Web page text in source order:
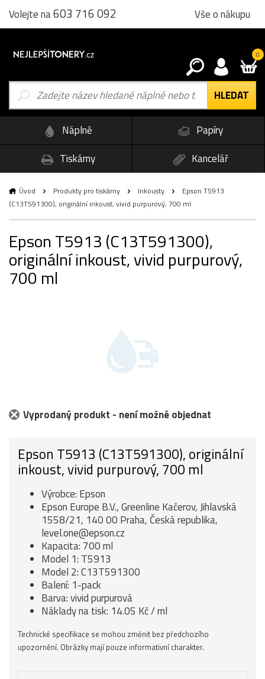
Volejte na603 716 092 Vše o nákupu
0
Náplně
Papíry
Tiskárny
Kancelář
Úvod Produkty pro tiskárny Inkousty
Epson T5913
(C13T591300), originální inkoust, vivid purpurový, 700 ml
Epson T5913 (C13T591300),
originální inkoust, vivid purpurový,
700 ml
Vyprodaný produkt - není možné objednat
Epson T5913 (C13T591300), originální
inkoust, vivid purpurový, 700 ml
Výrobce: Epson
Epson Europe B.V., Greenline Kačerov, Jihlavská
1558/21, 140 00 Praha, Česká republika,
level.one@epson.cz
Kapacita: 700 ml
Model 1: T5913
Model 2: C13T591300
Balení: 1-pack
Barva: vivid purpurová
Náklady na tisk: 14.05 Kč / ml
Technické specifikace se mohou změnit bez předchozího
upozornění. Obrázky mají pouze informativní charakter.